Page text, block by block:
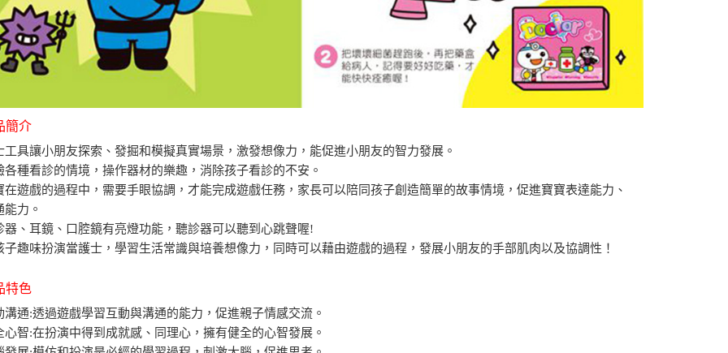
簡介
工具讓小朋友探索、發掘和模擬真實場景，激發想像力，能促進小朋友的智力發展。
各種看診的情境，操作器材的樂趣，消除孩子看診的不安。
在遊戲的過程中，需要手眼協調，才能完成遊戲任務，家長可以陪同孩子創造簡單的故事情境，促進寶寶表達能力、
能力。
器、耳鏡、口腔鏡有亮燈功能，聽診器可以聽到心跳聲喔!
子趣味扮演當護士，學習生活常識與培養想像力，同時可以藉由遊戲的過程，發展小朋友的手部肌肉以及協調性！
特色
溝通:透過遊戲學習互動與溝通的能力，促進親子情感交流。
心智:在扮演中得到成就感、同理心，擁有健全的心智發展。